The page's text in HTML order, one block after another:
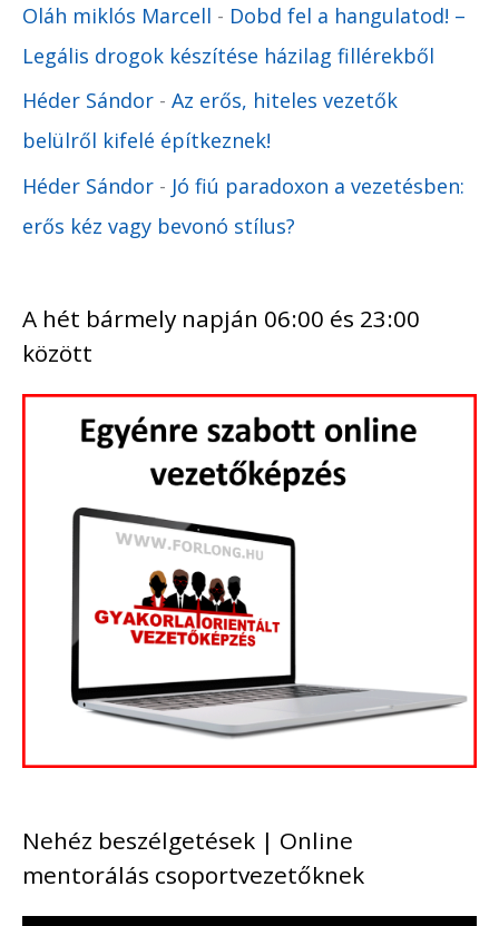
Oláh miklós Marcell - Dobd fel a hangulatod! –
Legális drogok készítése házilag fillérekből
Héder Sándor - Az erős, hiteles vezetők
belülről kifelé építkeznek!
Héder Sándor - Jó fiú paradoxon a vezetésben:
erős kéz vagy bevonó stílus?
A hét bármely napján 06:00 és 23:00
között
Nehéz beszélgetések | Online
mentorálás csoportvezetőknek